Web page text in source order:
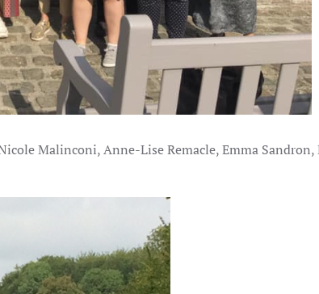
Malinconi, Anne-Lise Remacle, Emma Sandron,